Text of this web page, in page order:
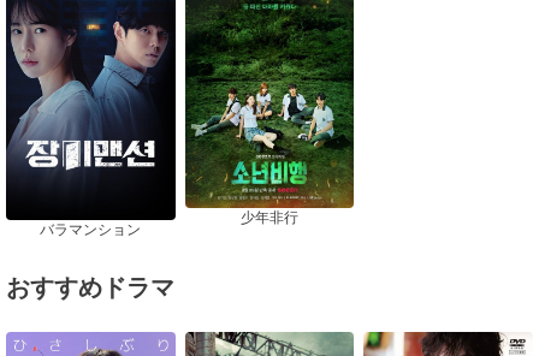
バラマンション
少年非行
おすすめドラマ